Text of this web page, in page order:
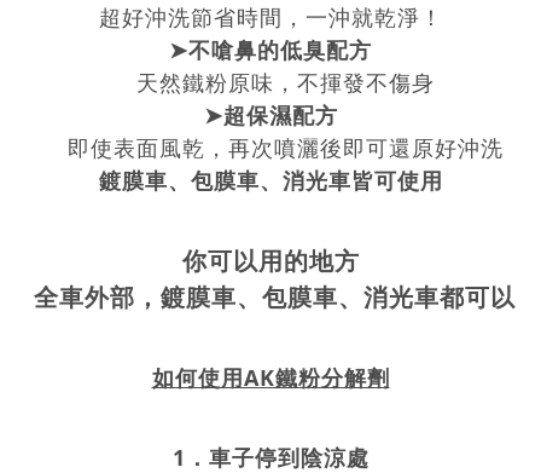
超好沖洗節省時間，一沖就乾淨！
➤不嗆鼻的低臭配方
天然鐵粉原味，不揮發不傷身
➤超保濕配方
即使表面風乾，再次噴灑後即可還原好沖洗
鍍膜車、包膜車、消光車皆可使用
你可以用的地方
全車外部，鍍膜車、包膜車、消光車都可以
如何使用AK鐵粉分解劑
1． 車子停到陰涼處